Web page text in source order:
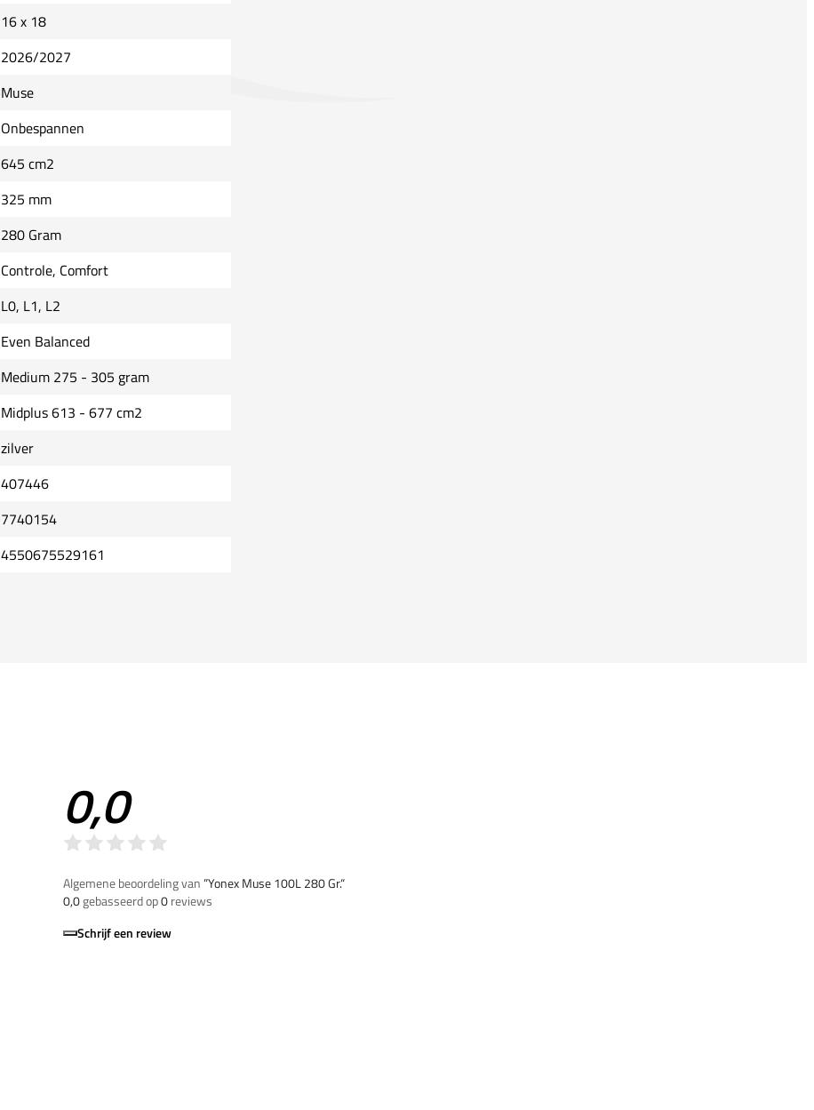
16 x 18
2026/2027
Muse
Onbespannen
645 cm2
325 mm
280 Gram
Controle, Comfort
L0, L1, L2
Even Balanced
Medium 275 - 305 gram
Midplus 613 - 677 cm2
zilver
407446
7740154
4550675529161
0,0
Algemene beoordeling van”Yonex Muse 100L 280 Gr.“
0,0gebasseerd op0reviews
Schrijf een review